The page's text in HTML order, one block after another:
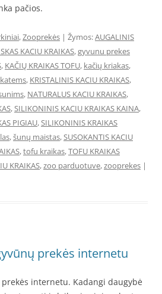
pačios.
,Zooprekės | Žymos:AUGALINIS
KACIU KRAIKAS,gyvunu prekes
, KAČIŲ KRAIKAS TOFU, kačių kriakas,
, KRISTALINIS KACIU KRAIKAS,
, NATURALUS KACIU KRAIKAS,
,SILIKONINIS KACIU KRAIKAS KAINA,
PIGIAU,SILIKONINIS KRAIKAS
,šunų maistas,SUSOKANTIS KACIU
,tofu kraikas,TOFU KRAIKAS
KRAIKAS,zoo parduotuve,zooprekes |
prekės internetu
internetu. Kadangi daugybė